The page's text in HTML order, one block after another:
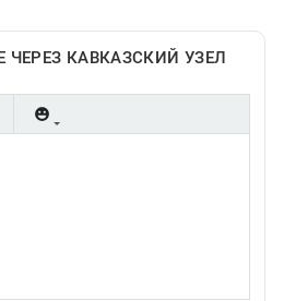
КАВКАЗСКИЙ УЗЕЛ